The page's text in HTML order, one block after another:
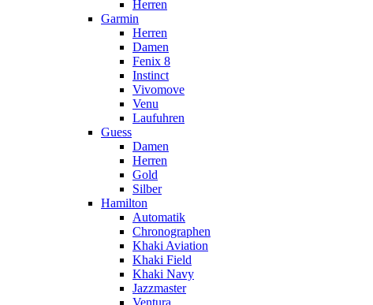
Herren
Garmin
Herren
Damen
Fenix 8
Instinct
Vivomove
Venu
Laufuhren
Guess
Damen
Herren
Gold
Silber
Hamilton
Automatik
Chronographen
Khaki Aviation
Khaki Field
Khaki Navy
Jazzmaster
Ventura